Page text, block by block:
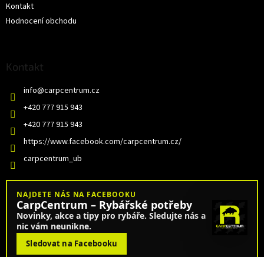
Kontakt
Hodnocení obchodu
Kontakt
info@carpcentrum.cz
+420 777 915 943
+420 777 915 943
https://www.facebook.com/carpcentrum.cz/
carpcentrum_ub
NAJDETE NÁS NA FACEBOOKU
CarpCentrum – Rybářské potřeby
Novinky, akce a tipy pro rybáře. Sledujte nás a
nic vám neunikne.
Sledovat na Facebooku